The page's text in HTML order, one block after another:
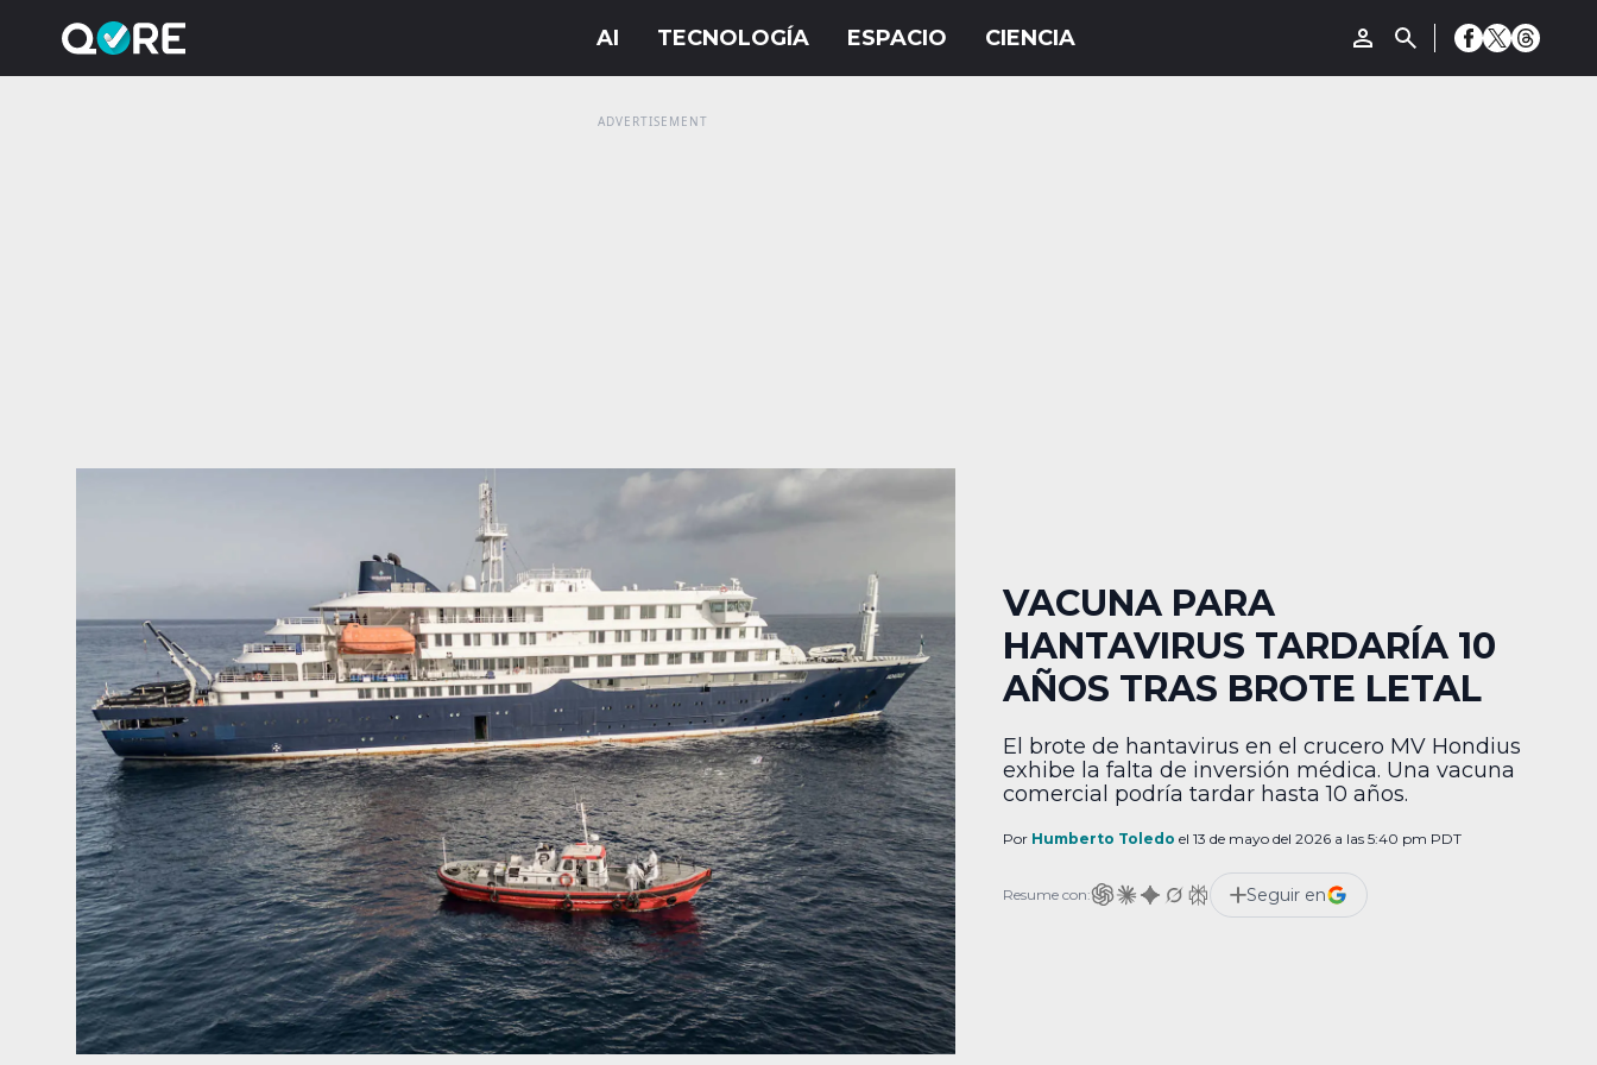
VACUNA PARA
HANTAVIRUS TARDARÍA 10
AÑOS TRAS BROTE LETAL
El brote de hantavirus en el crucero MV Hondius
exhibe la falta de inversión médica. Una vacuna
comercial podría tardar hasta 10 años.
Por Humberto Toledo el 13 de mayo del 2026 a las 5:40 pm PDT
Resume con: Seguir en